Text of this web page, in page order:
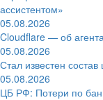
ассистентом»
05.08.2026
Cloudflare — об
05.08.2026
Стал известен
05.08.2026
ЦБ РФ: Потери по